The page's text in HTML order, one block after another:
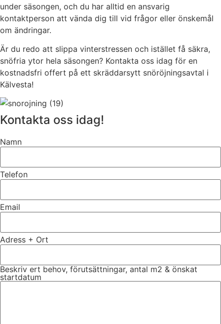
under säsongen, och du har alltid en ansvarig
kontaktperson att vända dig till vid frågor eller önskemål
om ändringar.
Är du redo att slippa vinterstressen och istället få säkra,
snöfria ytor hela säsongen? Kontakta oss idag för en
kostnadsfri offert på ett skräddarsytt snöröjningsavtal i
Kälvesta!
Kontakta oss idag!
Namn
Telefon
Email
Adress + Ort
Beskriv ert behov, förutsättningar, antal m2 & önskat
startdatum